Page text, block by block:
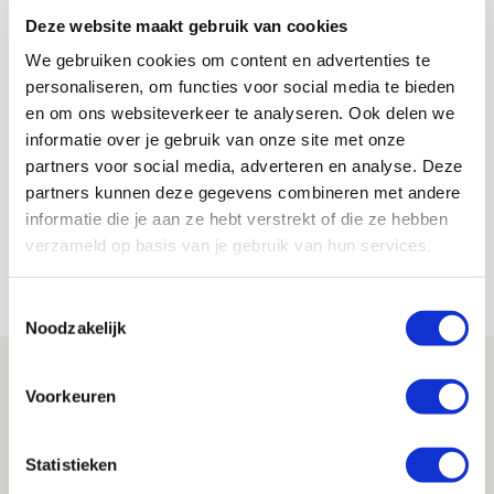
Deze website maakt gebruik van cookies
We gebruiken cookies om content en advertenties te
personaliseren, om functies voor social media te bieden
en om ons websiteverkeer te analyseren. Ook delen we
informatie over je gebruik van onze site met onze
partners voor social media, adverteren en analyse. Deze
partners kunnen deze gegevens combineren met andere
informatie die je aan ze hebt verstrekt of die ze hebben
verzameld op basis van je gebruik van hun services.
Noodzakelijk
Voorkeuren
Statistieken
Wedstrijd, want jouw stem kan zomaar
stemmen maarrr!
Lindy Hofstra
Bekijk alle berichten van Lindy Hofstra
Net binnen //
Drie dingen die je moet weten over PEC
Zwolle - Ajax
NIEUWS